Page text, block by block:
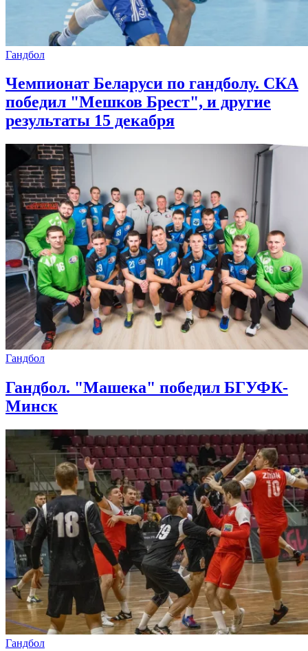
Гандбол
Чемпионат Беларуси по гандболу. СКА
победил "Мешков Брест", и другие
результаты 15 декабря
Гандбол
Гандбол. "Машека" победил БГУФК-
Минск
Гандбол